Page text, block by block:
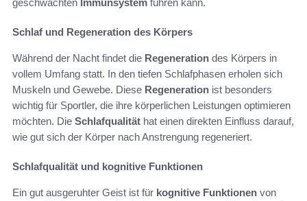
Schlaf und Regeneration des Körpers
Während der Nacht findet die Regeneration des Körpers in
vollem Umfang statt. In den tiefen Schlafphasen erholen sich
Muskeln und Gewebe. Diese Regeneration ist besonders
wichtig für Sportler, die ihre körperlichen Leistungen optimieren
möchten. Die Schlafqualität hat einen direkten Einfluss darauf,
wie gut sich der Körper nach Anstrengung regeneriert.
Schlafqualität und kognitive Funktionen
Ein gut ausgeruhter Geist ist für kognitive Funktionen von